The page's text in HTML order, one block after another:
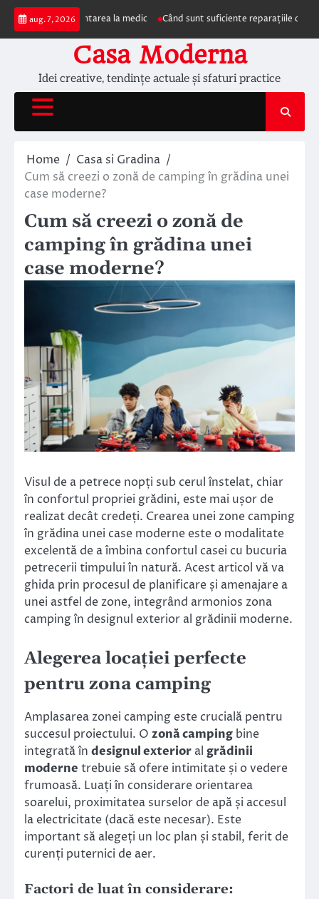
Skip
content
aug. 7, 2026
prezentarea la medic Când sunt suficiente reparațiile de acoperiș și
Casa Moderna
Idei creative, tendințe actuale și sfaturi practice
Home
Casa si Gradina
Cum să creezi o zonă de camping în grădina unei
case moderne?
Cum să creezi o zonă de
camping în grădina unei
case moderne?
Visul de a petrece nopți sub cerul înstelat, chiar
în confortul propriei grădini, este mai ușor de
realizat decât credeți. Crearea unei zone camping
în grădina unei case moderne este o modalitate
excelentă de a îmbina confortul casei cu bucuria
petrecerii timpului în natură. Acest articol vă va
ghida prin procesul de planificare și amenajare a
unei astfel de zone, integrând armonios zona
camping în designul exterior al grădinii moderne.
Alegerea locației perfecte
pentru zona camping
Amplasarea zonei camping este crucială pentru
succesul proiectului. O zonă camping bine
integrată în designul exterior al grădinii
moderne trebuie să ofere intimitate și o vedere
frumoasă. Luați în considerare orientarea
soarelui, proximitatea surselor de apă și accesul
la electricitate (dacă este necesar). Este
important să alegeți un loc plan și stabil, ferit de
curenți puternici de aer.
Factori de luat în considerare: